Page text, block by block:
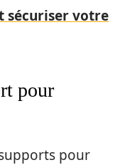
sécuriser votre
pour
pour